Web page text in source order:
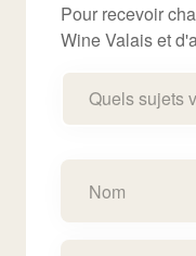
Pour recevoir
Wine Valais et
Quels sujets